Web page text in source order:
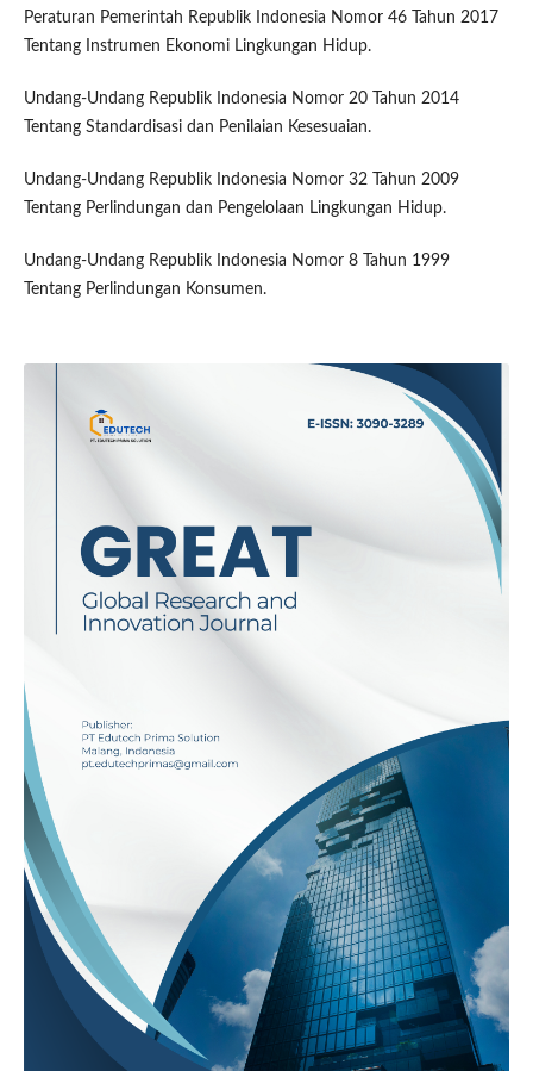
Peraturan Pemerintah Republik Indonesia Nomor 46 Tahun 2017
Tentang Instrumen Ekonomi Lingkungan Hidup.
Undang-Undang Republik Indonesia Nomor 20 Tahun 2014
Tentang Standardisasi dan Penilaian Kesesuaian.
Undang-Undang Republik Indonesia Nomor 32 Tahun 2009
Tentang Perlindungan dan Pengelolaan Lingkungan Hidup.
Undang-Undang Republik Indonesia Nomor 8 Tahun 1999
Tentang Perlindungan Konsumen.